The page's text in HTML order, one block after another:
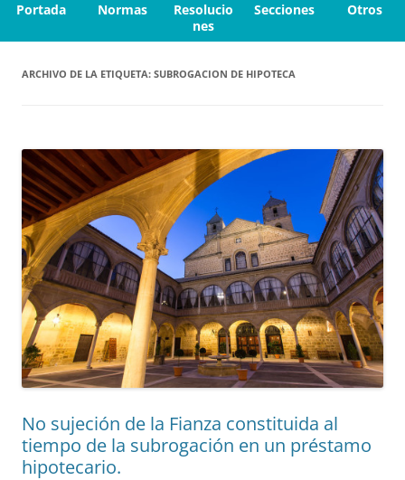
Portada Normas
Resolucio
nes
Secciones Otros
ARCHIVO DE LA ETIQUETA: SUBROGACION DE HIPOTECA
No sujeción de la Fianza constituida al
tiempo de la subrogación en un préstamo
hipotecario.